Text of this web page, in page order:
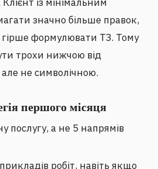
значно більше правок,
гірше формулювати ТЗ. Тому
трохи нижчою від
не символічною.
першого місяця
послугу, а не 5 напрямів
робіт, навіть якщо